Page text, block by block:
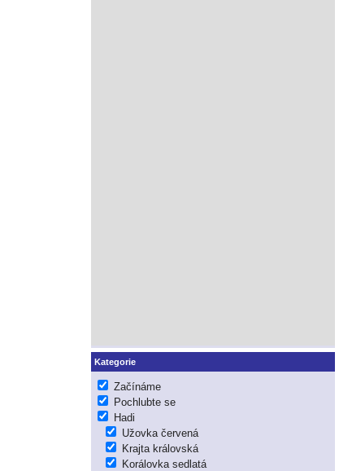
Kategorie
Začínáme
Pochlubte se
Hadi
Užovka červená
Krajta královská
Korálovka sedlatá